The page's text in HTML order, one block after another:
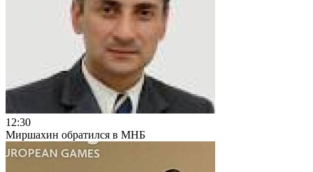
12:30
Миршахин обратился в МНБ